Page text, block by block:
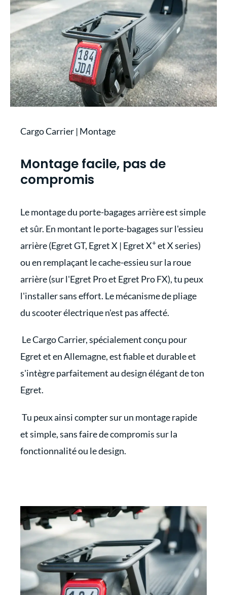
Cargo Carrier | Montage
Montage facile, pas de
compromis
Le montage du porte-bagages arrière est simple
et sûr. En montant le porte-bagages sur l'essieu
arrière (Egret GT, Egret X | Egret X+et X series)
ou en remplaçant le cache-essieu sur la roue
arrière (sur l'Egret Pro et Egret Pro FX), tu peux
l'installer sans effort. Le mécanisme de pliage
du scooter électrique n'est pas affecté.
Le Cargo Carrier, spécialement conçu pour
Egret et en Allemagne, est fiable et durable et
s'intègre parfaitement au design élégant de ton
Egret.
Tu peux ainsi compter sur un montage rapide
et simple, sans faire de compromis sur la
fonctionnalité ou le design.